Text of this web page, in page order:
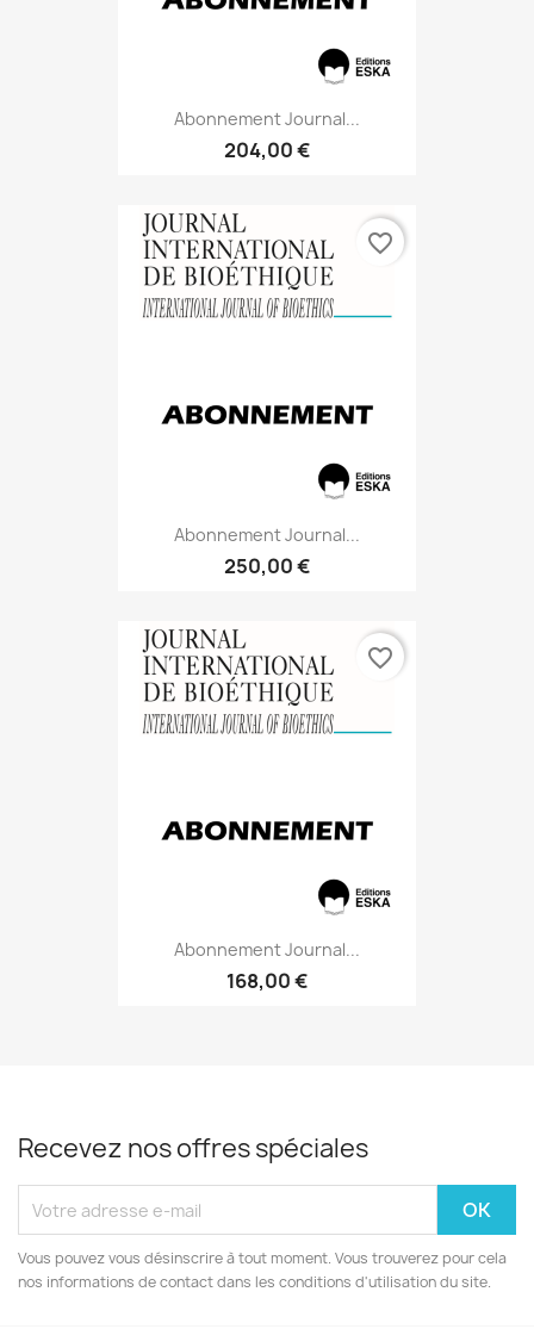
Abonnement Journal...
204,00 €
Abonnement Journal...
250,00 €
favorite_border
Abonnement Journal...
168,00 €
favorite_border
Recevez nos offres spéciales
Vous pouvez vous désinscrire à tout moment. Vous trouverez pour cela
nos informations de contact dans les conditions d'utilisation du site.